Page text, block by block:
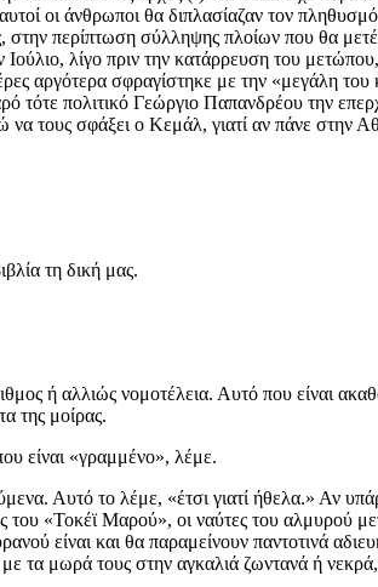
οι άνθρωποι θα διπλασίαζαν τον
στην περίπτωση σύλληψης πλοίων που θα
λίγο πριν την κατάρρευση του
αργότερα σφραγίστηκε με την «μεγάλη του
τότε πολιτικό Γεώργιο Παπανδρέου την
να τους σφάξει ο Κεμάλ, γιατί αν πάνε στην
τη δική μας.
ή αλλιώς νομοτέλεια. Αυτό που είναι
της μοίρας.
είναι «γραμμένο», λέμε.
Αυτό το λέμε, «έτσι γιατί ήθελα.» Αν
«Τοκέϊ Μαρού», οι ναύτες του αλμυρού
είναι και θα παραμείνουν παντοτινά
τα μωρά τους στην αγκαλιά ζωντανά ή